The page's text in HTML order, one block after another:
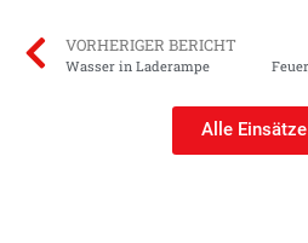
VORHERIGER BERICHT
Wasser in Laderampe
Alle Einsätze